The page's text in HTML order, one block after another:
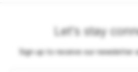
Let's stay
Sign up to receive our newsletter